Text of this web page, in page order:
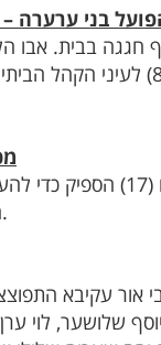
בני ערערה – ניצחון בית 2:1
איזן השווה (70), אך מרעי
שער מוקדם של שהואן עבד
החמיצה פנדל יקר ונותרה עם הפסד נוסף.
שלושער, לוי